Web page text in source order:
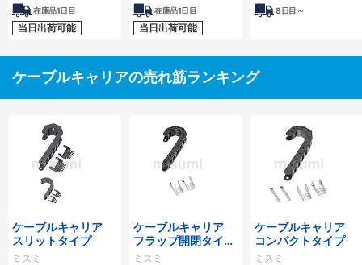
在庫品1日目
当日出荷可能
在庫品1日目
当日出荷可能
8日目～
ケーブルキャリアの売れ筋ランキング
ケーブルキャリア
スリットタイプ
ミスミ
ケーブルキャリア
フラップ開閉タイ
プ 本体＋取付金具
ミスミ
ケーブルキャリア
コンパクトタイプ
ミスミ